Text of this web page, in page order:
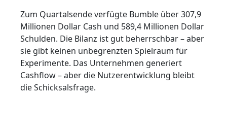
Zum Quartalsende verfügte Bumble über 307,9
Millionen Dollar Cash und 589,4 Millionen Dollar
Schulden. Die Bilanz ist gut beherrschbar – aber
sie gibt keinen unbegrenzten Spielraum für
Experimente. Das Unternehmen generiert
Cashflow – aber die Nutzerentwicklung bleibt
die Schicksalsfrage.